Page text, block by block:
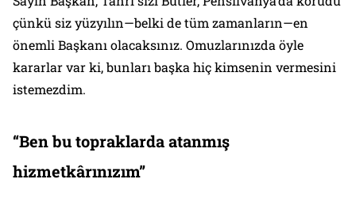
çünkü siz yüzyılın—belki de tüm zamanların—en
önemli Başkanı olacaksınız. Omuzlarınızda öyle
kararlar var ki, bunları başka hiç kimsenin vermesini
istemezdim.
“Ben bu topraklarda atanmış
hizmetkârınızım”